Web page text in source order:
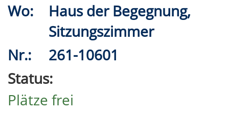
Wo:
Haus der Begegnung,
Sitzungszimmer
Nr.:
261-10601
Status:
Plätze frei